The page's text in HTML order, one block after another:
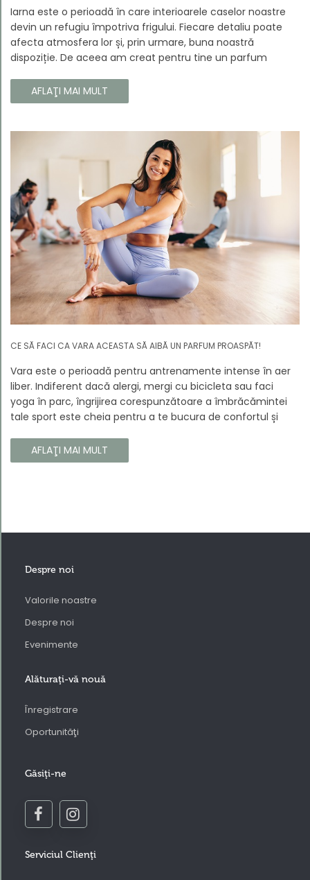
Iarna este o perioadă în care interioarele caselor noastre
devin un refugiu împotriva frigului. Fiecare detaliu poate
afecta atmosfera lor și, prin urmare, buna noastră
dispoziție. De aceea am creat pentru tine un parfum
fiecare colț al casei tale cu căldura și magia aromelor de
iarnă. Noua noastră compoziție combină notele picante și
interiorul casei tale. Te va face să vrei ca momentele
trecătoare ale iernii să dureze mai mult timp.
AFLAŢI MAI MULT
CE SĂ FACI CA VARA ACEASTA SĂ AIBĂ UN PARFUM PROASPĂT!
Vara este o perioadă pentru antrenamente intense în aer
liber. Indiferent dacă alergi, mergi cu bicicleta sau faci
yoga în parc, îngrijirea corespunzătoare a îmbrăcămintei
tale sport este cheia pentru a te bucura de confortul și
cum să vă îngrijiți corect îmbrăcămintea sport, astfel încât
să își păstreze proprietățile chiar și în timpul celor mai
AFLAŢI MAI MULT
Despre noi
Valorile noastre
Despre noi
Evenimente
Alăturaţi-vă nouă
Înregistrare
Oportunităţi
Găsiţi-ne
Serviciul Clienţi